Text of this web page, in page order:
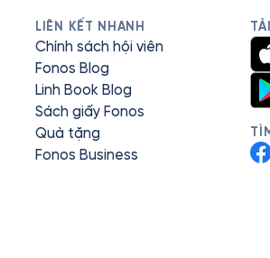
LIÊN KẾT NHANH
Chính sách hội viên
Fonos Blog
Linh Book Blog
Sách giấy Fonos
Quà tặng
Fonos Business